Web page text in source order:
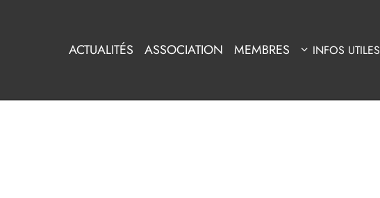
ACTUALITÉS ASSOCIATION MEMBRES INFOS UTILES